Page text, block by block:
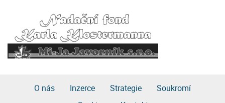
O nás Inzerce Strategie
Soukromí